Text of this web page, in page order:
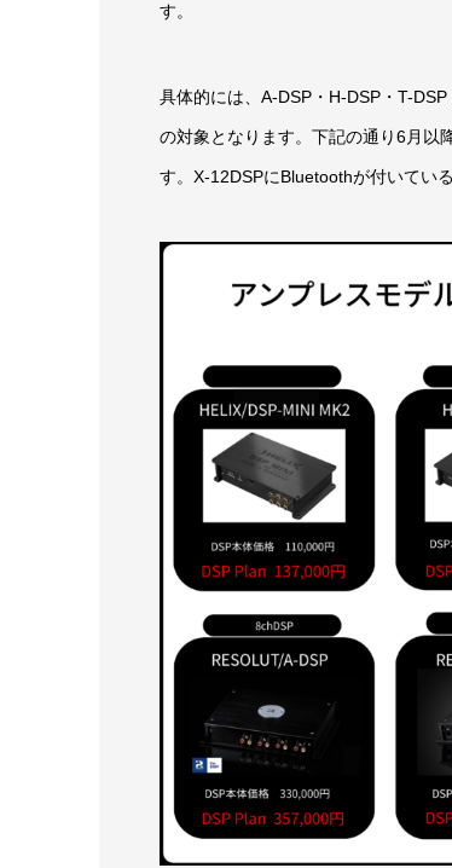
す。
具体的には、A-DSP・H-DSP・T-
の対象となります。下記の通り6月以
す。X-12DSPにBluetoothが付いてい